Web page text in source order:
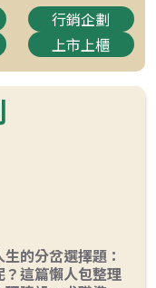
行銷企劃
上市上櫃
的分岔選擇題：
這篇懶人包整理